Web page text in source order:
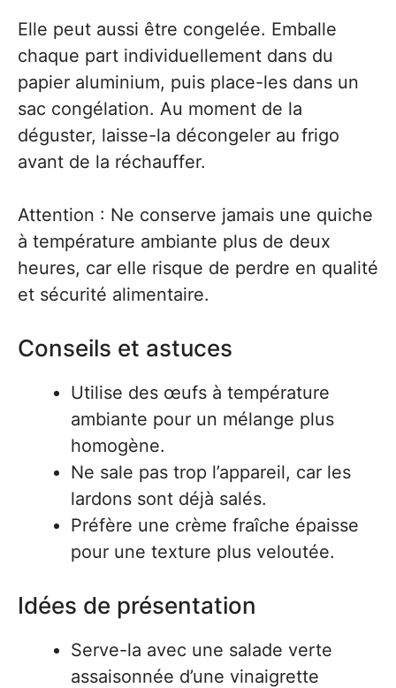
Elle peut aussi être congelée. Emballe
chaque part individuellement dans du
papier aluminium, puis place-les dans un
sac congélation. Au moment de la
déguster, laisse-la décongeler au frigo
avant de la réchauffer.
Attention : Ne conserve jamais une quiche
à température ambiante plus de deux
heures, car elle risque de perdre en qualité
et sécurité alimentaire.
Conseils et astuces
Utilise des œufs à température
ambiante pour un mélange plus
homogène.
Ne sale pas trop l’appareil, car les
lardons sont déjà salés.
Préfère une crème fraîche épaisse
pour une texture plus veloutée.
Idées de présentation
Serve-la avec une salade verte
assaisonnée d’une vinaigrette